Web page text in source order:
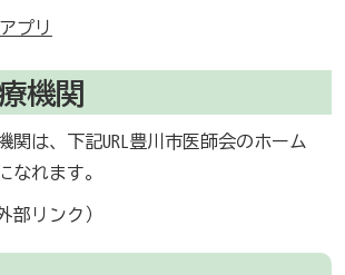
プリ
機関
関は、下記URL豊川市医師会のホーム
なれます。
部リンク）